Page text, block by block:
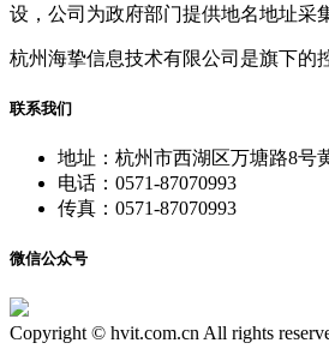
设，公司为政府部门提供地名地址采
杭州海挚信息技术有限公司是旗下的
联系我们
地址：杭州市西湖区万塘路8号
电话：0571-87070993
传真：0571-87070993
微信公众号
Copyright © hvit.com.cn All rights